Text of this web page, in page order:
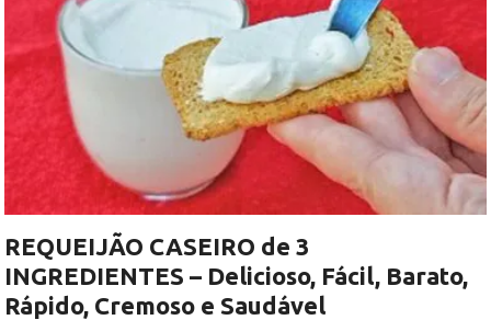
REQUEIJÃO CASEIRO de 3
INGREDIENTES – Delicioso, Fácil, Barato,
Rápido, Cremoso e Saudável